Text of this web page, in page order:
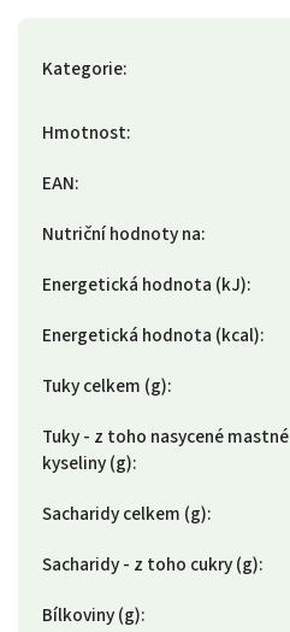
Kategorie:
Hmotnost:
EAN:
Nutriční hodnoty na:
Energetická hodnota (kJ):
Energetická hodnota (kcal):
Tuky celkem (g):
Tuky - z toho nasycené mastné
kyseliny (g):
Sacharidy celkem (g):
Sacharidy - z toho cukry (g):
Bílkoviny (g):